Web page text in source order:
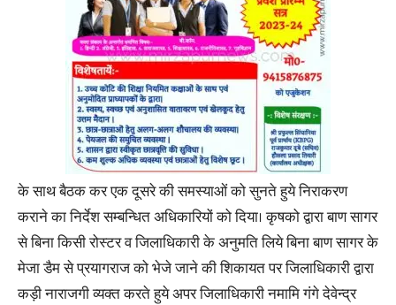
के साथ बैठक कर एक दूसरे की समस्याओं को सुनते हुये निराकरण
कराने का निर्देश सम्बन्धित अधिकारियों को दिया। कृषको द्वारा बाण सागर
से बिना किसी रोस्टर व जिलाधिकारी के अनुमति लिये बिना बाण सागर के
मेजा डैम से प्रयागराज को भेजे जाने की शिकायत पर जिलाधिकारी द्वारा
कड़ी नाराजगी व्यक्त करते हुये अपर जिलाधिकारी नमामि गंगे देवेन्द्र